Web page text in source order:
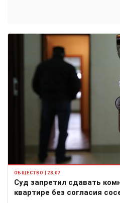
ОБЩЕСТВО | 28.07
Суд запретил сдавать
квартире без согласия